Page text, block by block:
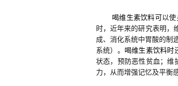
喝维生素饮料可 以
时，近年来的研究表明，
成、消化系统中胃酸的制
系统）。
喝维生素饮料时
状态，预防恶性贫血；维
力，从而增强记忆及平衡感